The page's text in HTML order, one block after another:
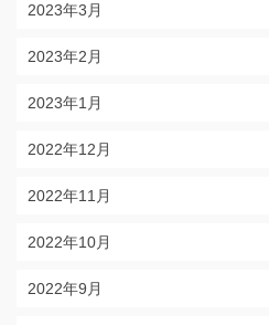
2023年3月
2023年2月
2023年1月
2022年12月
2022年11月
2022年10月
2022年9月